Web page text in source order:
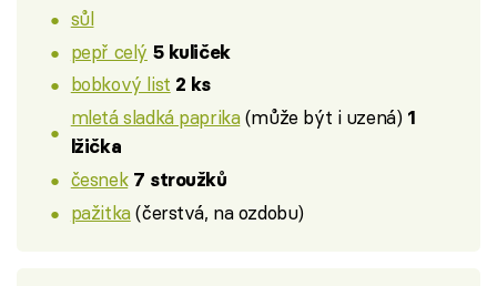
sůl
pepř celý 5 kuliček
bobkový list 2 ks
mletá sladká paprika(může být i uzená) 1
lžička
česnek 7 stroužků
pažitka(čerstvá, na ozdobu)